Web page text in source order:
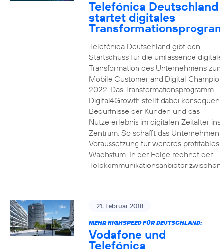
Telefónica Deutschland
startet digitales
Telefónica Deutschland gibt den
Startschuss für die umfassende
Transformation des Unternehmens
Mobile Customer and Digital
2022. Das Transformationsprogramm
Digital4Growth stellt dabei
Bedürfnisse der Kunden und das
Nutzererlebnis im digitalen Zeitalter ins
Zentrum. So schafft das
Voraussetzung für weiteres profitables
Wachstum. In der Folge rechnet der
Telekommunikationsanbieter
21. Februar 2018
MEHR HIGHSPEED FÜR DEUTSCHLAND:
Vodafone und
Telefónica